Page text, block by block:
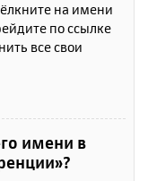
на имени
по ссылке
все свои
имени в